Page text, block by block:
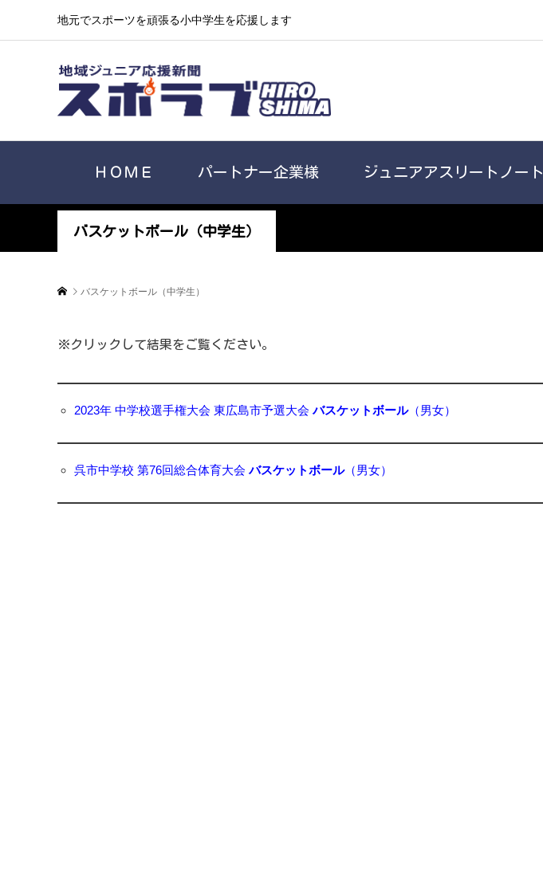
地元でスポーツを頑張る小中学生を応援します
ＨＯＭＥ パートナー企業様 ジュニアアスリートノート
バスケットボール（中学生）
バスケットボール（中学生）
※クリックして結果をご覧ください。
2023年 中学校選手権大会 東広島市予選大会バスケットボール（男女）
呉市中学校 第76回総合体育大会バスケットボール（男女）